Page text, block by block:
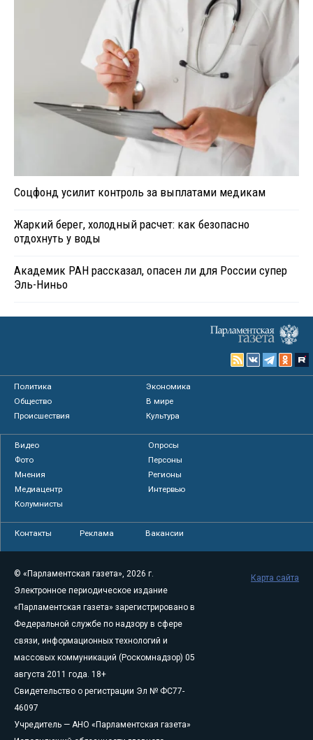
Соцфонд усилит контроль за выплатами медикам
Жаркий берег, холодный расчет: как безопасно
отдохнуть у воды
Академик РАН рассказал, опасен ли для России супер
Эль-Ниньо
Политика
Экономика
Общество
В мире
Происшествия
Культура
Видео
Опросы
Фото
Персоны
Мнения
Регионы
Медиацентр
Интервью
Колумнисты
Контакты Реклама Вакансии
© «Парламентская газета», 2026 г.
Электронное периодическое издание
«Парламентская газета» зарегистрировано в
Федеральной службе по надзору в сфере
связи, информационных технологий и
массовых коммуникаций (Роскомнадзор) 05
августа 2011 года. 18+
Свидетельство о регистрации Эл № ФС77-
46097
Учредитель — АНО «Парламентская газета»
Карта сайта